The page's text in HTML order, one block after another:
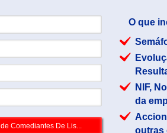
O que
NIF,
da
outras